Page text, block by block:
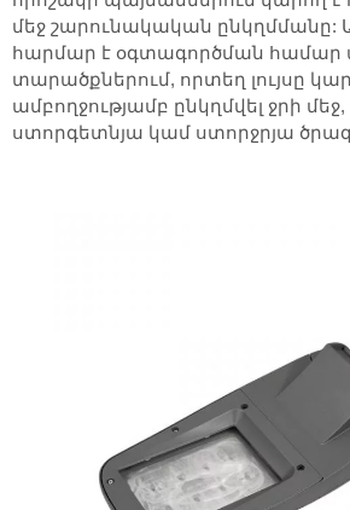
մեջ շարունակական ընկղմմանը:
հարմար է օգտագործման համար
տարածքներում, որտեղ լույսը
ամբողջությամբ ընկղմվել ջրի
ստորգետնյա կամ ստորջրյա